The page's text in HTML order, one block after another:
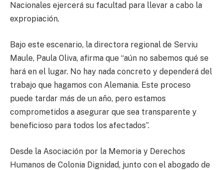
Nacionales ejercerá su facultad para llevar a cabo la
expropiación.
Bajo este escenario, la directora regional de Serviu
Maule, Paula Oliva, afirma que “aún no sabemos qué se
hará en el lugar. No hay nada concreto y dependerá del
trabajo que hagamos con Alemania. Este proceso
puede tardar más de un año, pero estamos
comprometidos a asegurar que sea transparente y
beneficioso para todos los afectados”.
Desde la Asociación por la Memoria y Derechos
Humanos de Colonia Dignidad, junto con el abogado de